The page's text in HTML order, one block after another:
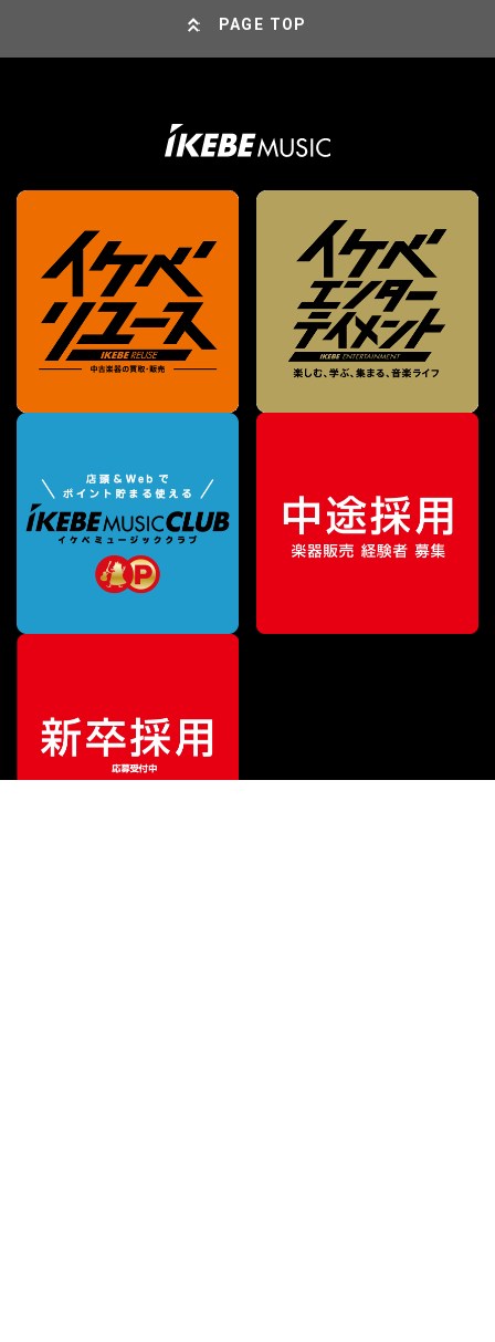
販売価格¥495,000 （税込）
PAGE TOP